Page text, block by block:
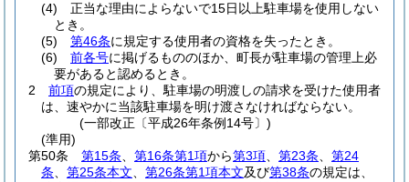
(4)
正当な理由によらないで15日以上駐車場を使用しない
とき。
(5)
第46条に規定する使用者の資格を失ったとき。
(6)
前各号に掲げるもののほか、町長が駐車場の管理上必
要があると認めるとき。
2
前項の規定により、駐車場の明渡しの請求を受けた使用者
は、速やかに当該駐車場を明け渡さなければならない。
(一部改正〔平成26年条例14号〕)
(準用)
第50条
第15条 第16条第1項から第3項 第23条
第24
条
第25条本文 第26条第1項本文及び第38条の規定は、